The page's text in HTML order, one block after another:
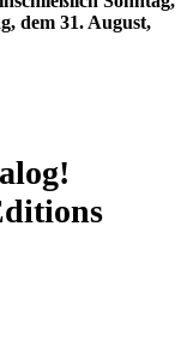
dem 31. August,